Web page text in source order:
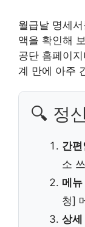
월급날 명세
액을 확인해
공단 홈페이
계 만에 아주
🔍 정
간
소
메뉴
청]
상세